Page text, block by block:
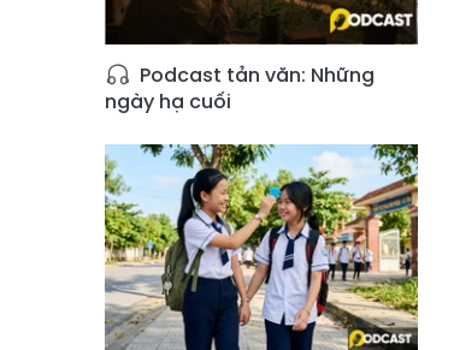
Podcast tản văn: Những
ngày hạ cuối